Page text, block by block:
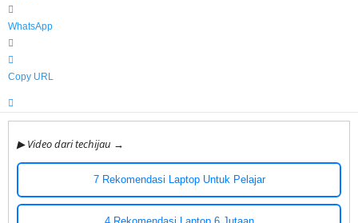
WhatsApp
Copy URL
▶ Video dari techijau →
7 Rekomendasi Laptop Untuk Pelajar